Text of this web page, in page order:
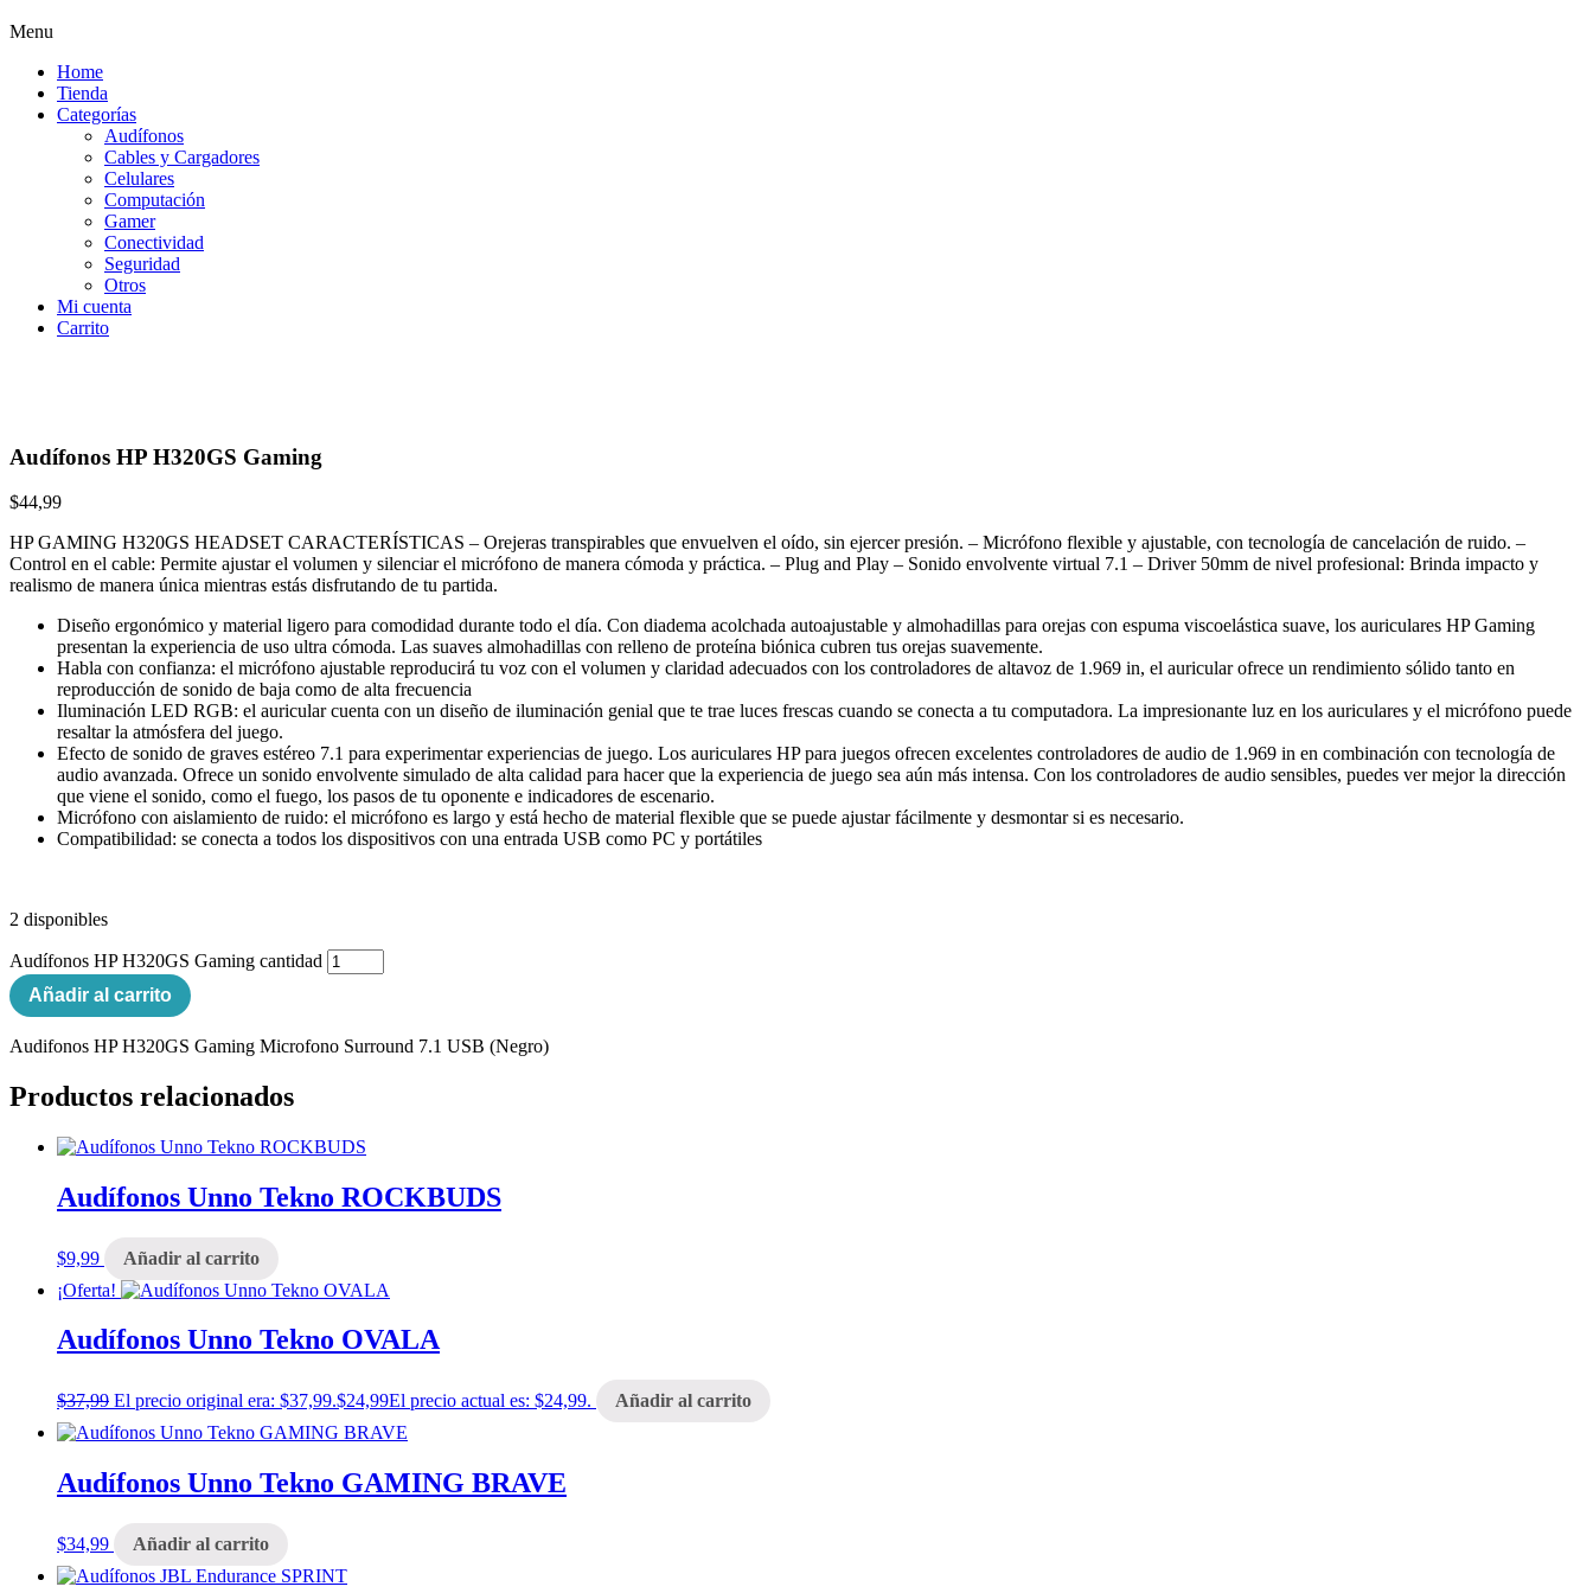
Menu
Home
Tienda
Categorías
Audífonos
Cables y Cargadores
Celulares
Computación
Gamer
Conectividad
Seguridad
Otros
Mi cuenta
Carrito
Audífonos HP H320GS Gaming
$44,99
HP GAMING H320GS HEADSET CARACTERÍSTICAS – Orejeras transpirables que envuelven el oído, sin ejercer presión. – Micrófono flexible y ajustable, con tecnología de cancelación de ruido. –
Control en el cable: Permite ajustar el volumen y silenciar el micrófono de manera cómoda y práctica. – Plug and Play – Sonido envolvente virtual 7.1 – Driver 50mm de nivel profesional: Brinda impacto y
realismo de manera única mientras estás disfrutando de tu partida.
Diseño ergonómico y material ligero para comodidad durante todo el día. Con diadema acolchada autoajustable y almohadillas para orejas con espuma viscoelástica suave, los auriculares HP Gaming
presentan la experiencia de uso ultra cómoda. Las suaves almohadillas con relleno de proteína biónica cubren tus orejas suavemente.
Habla con confianza: el micrófono ajustable reproducirá tu voz con el volumen y claridad adecuados con los controladores de altavoz de 1.969 in, el auricular ofrece un rendimiento sólido tanto en
reproducción de sonido de baja como de alta frecuencia
Iluminación LED RGB: el auricular cuenta con un diseño de iluminación genial que te trae luces frescas cuando se conecta a tu computadora. La impresionante luz en los auriculares y el micrófono puede
resaltar la atmósfera del juego.
Efecto de sonido de graves estéreo 7.1 para experimentar experiencias de juego. Los auriculares HP para juegos ofrecen excelentes controladores de audio de 1.969 in en combinación con tecnología de
audio avanzada. Ofrece un sonido envolvente simulado de alta calidad para hacer que la experiencia de juego sea aún más intensa. Con los controladores de audio sensibles, puedes ver mejor la dirección
que viene el sonido, como el fuego, los pasos de tu oponente e indicadores de escenario.
Micrófono con aislamiento de ruido: el micrófono es largo y está hecho de material flexible que se puede ajustar fácilmente y desmontar si es necesario.
Compatibilidad: se conecta a todos los dispositivos con una entrada USB como PC y portátiles
2 disponibles
Audífonos HP H320GS Gaming cantidad
Añadir al carrito
Audifonos HP H320GS Gaming Microfono Surround 7.1 USB (Negro)
Productos relacionados
Audífonos Unno Tekno ROCKBUDS
$9,99
Añadir al carrito
¡Oferta!
Audífonos Unno Tekno OVALA
$37,99 El precio original era: $37,99.$24,99El precio actual es: $24,99. Añadir al carrito
Audífonos Unno Tekno GAMING BRAVE
$34,99 Añadir al carrito